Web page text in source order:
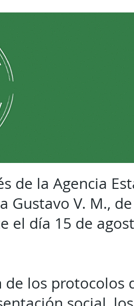
de la Agencia
Gustavo V. M.,
el día 15 de
los protocolos